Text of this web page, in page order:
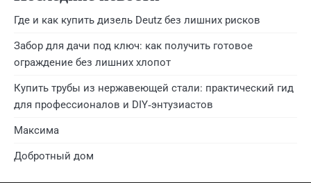
Где и как купить дизель Deutz без лишних рисков
Забор для дачи под ключ: как получить готовое
ограждение без лишних хлопот
Купить трубы из нержавеющей стали: практический гид
для профессионалов и DIY‑энтузиастов
Максима
Добротный дом